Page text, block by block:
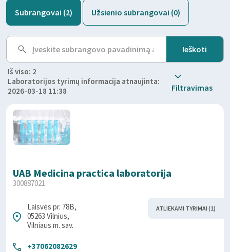
Subrangovai (2) Užsienio subrangovai (0)
Iš viso: 2
Laboratorijos tyrimų informacija atnaujinta:
2026-03-18 11:38
Filtravimas
UAB Medicina practica laboratorija
300887021
ATLIEKAMI TYRIMAI (1)
Laisvės pr. 78B,
05263 Vilnius,
Vilniaus m. sav.
+37062082629